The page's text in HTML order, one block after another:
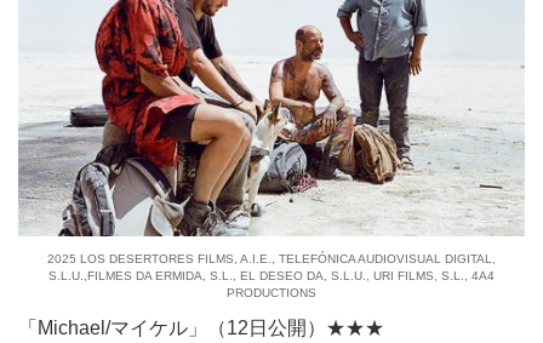
2025 LOS DESERTORES FILMS, A.I.E., TELEFÓNICA AUDIOVISUAL DIGITAL,
S.L.U.,FILMES DA ERMIDA, S.L., EL DESEO DA, S.L.U., URI FILMS, S.L., 4A4
PRODUCTIONS
「Michael/マイケル」（12日公開）★★★